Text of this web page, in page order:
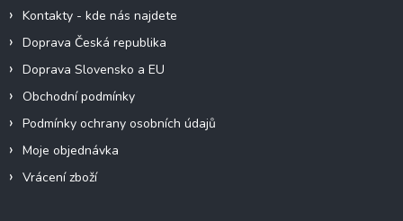
Kontakty - kde nás najdete
Doprava Česká republika
Doprava Slovensko a EU
Obchodní podmínky
Podmínky ochrany osobních údajů
Moje objednávka
Vrácení zboží